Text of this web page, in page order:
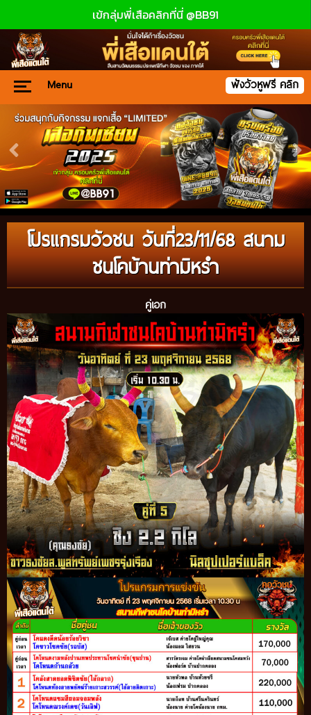
เข้กลุ่มพี่เสือคลิกที่นี่ @BB91
Menu ฟังวัวหูฟรี คลิก
โปรแกรมวัวชน วันที่23/11/68 สนาม
ชนโคบ้านท่ามิหรำ
คู่เอก